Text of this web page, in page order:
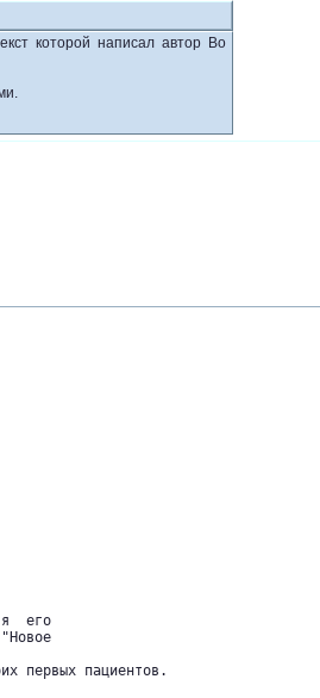
которой написал автор Во
его
первых пациентов.